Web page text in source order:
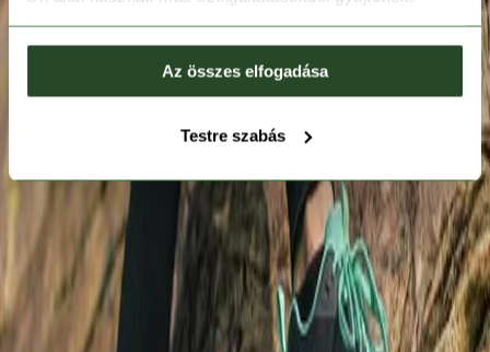
Az összes elfogadása
Testre szabás